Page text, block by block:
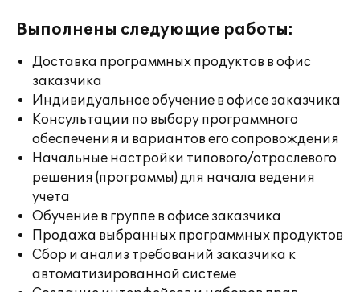
Выполнены следующие работы:
Доставка программных продуктов в офис
заказчика
Индивидуальное обучение в офисе заказчика
Консультации по выбору программного
обеспечения и вариантов его сопровождения
Начальные настройки типового/отраслевого
решения (программы) для начала ведения
учета
Обучение в группе в офисе заказчика
Продажа выбранных программных продуктов
Сбор и анализ требований заказчика к
автоматизированной системе